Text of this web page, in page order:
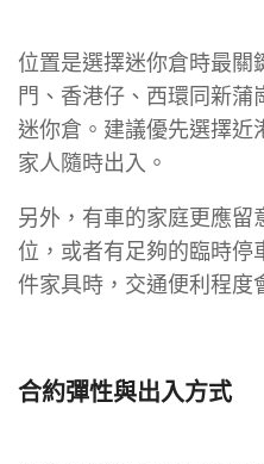
位置是選擇迷你倉時最關
門、香港仔、西環同新蒲
迷你倉。建議優先選擇近
家人隨時出入。
另外，有車的家庭更應留
位，或者有足夠的臨時停
件家具時，交通便利程度
合約彈性與出入方式